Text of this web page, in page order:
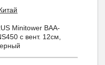
Minitower BAA-
с вент. 12см,